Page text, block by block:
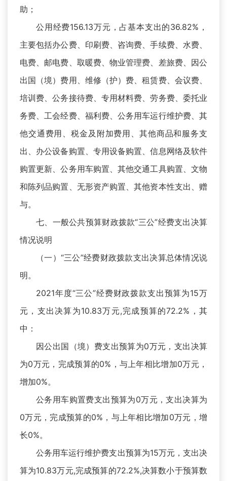
助；
公用经费156.13万元，占基本支出的36.82%，
主要包括办公费、印刷费、咨询费、手续费、水费、
电费、邮电费、取暖费、物业管理费、差旅费、因公
出国（境）费用、维修（护）费、租赁费、会议费、
培训费、公务接待费、专用材料费、劳务费、委托业
务费、工会经费、福利费、公务用车运行维护费、其
他交通费用、税金及附加费用、其他商品和服务支
出、办公设备购置、专用设备购置、信息网络及软件
购置更新、公务用车购置、其他交通工具购置、文物
和陈列品购置、无形资产购置、其他资本性支出、赠
与。
七、一般公共预算财政拨款“三公”经费支出决算
情况说明
（一）“三公”经费财政拨款支出决算总体情况说
明。
2021年度“三公”经费财政拨款支出预算为15万
元，支出决算为10.83万元,完成预算的72.2%，其
中：
因公出国（境）费支出预算为0万元，支出决算
为0万元，完成预算的0%，与上年相比增加0万元，
增加0%。
公务用车购置费支出预算为0万元，支出决算为
0万元，完成预算的0%，与上年相比增加0万元，增
长0%。
公务用车运行维护费支出预算为15万元，支出决
算为10.83万元,完成预算的72.2%,决算数小于预算数